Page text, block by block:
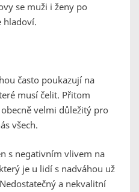
se muži i ženy po
hladoví.
často poukazují na
musí čelit. Přitom
velmi důležitý pro
všech.
s negativním vlivem na
je u lidí s nadváhou už
a nekvalitní